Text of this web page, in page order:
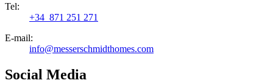
Tel:
+34 871 251 271
E-mail:
info@messerschmidthomes.com
Social Media